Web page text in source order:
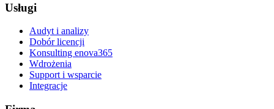
Usługi
Audyt i analizy
Dobór licencji
Konsulting enova365
Wdrożenia
Support i wsparcie
Integracje